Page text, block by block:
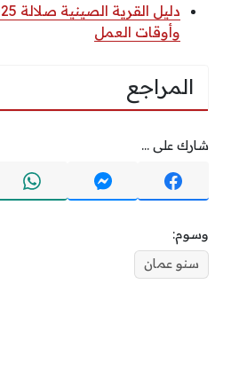
وأوقات العمل
المراجع
شارك على ...
وسوم:
سنو عمان